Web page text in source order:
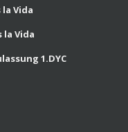
Vida
Vida
1.DYC